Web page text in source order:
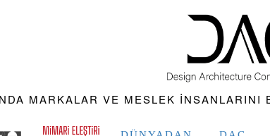
MARKALAR VE MESLEK